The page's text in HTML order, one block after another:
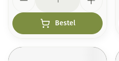
Bestel